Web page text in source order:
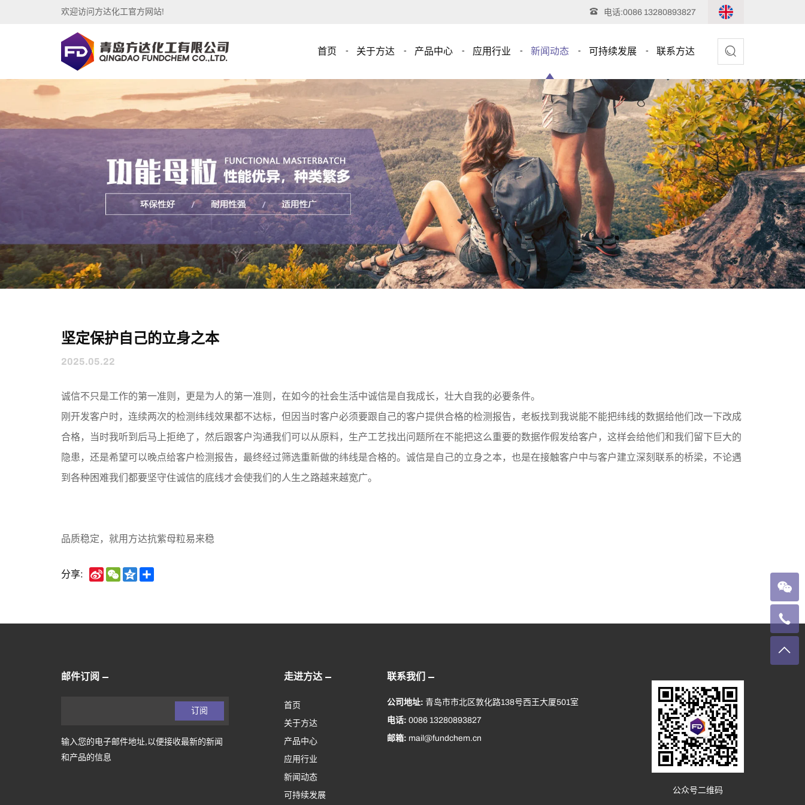
欢迎访问方达化工官方网站! 电话:0086 13280893827
首页 关于方达 产品中心 应用行业 新闻动态 可持续发展 联系方达
坚定保护自己的立身之本
2025.05.22
诚信不只是工作的第一准则，更是为人的第一准则，在如今的社会生活中诚信是自我成长，壮大自我的必要条件。
刚开发客户时，连续两次的检测纬线效果都不达标，但因当时客户必须要跟自己的客户提供合格的检测报告，老板找到我说能不能把纬线的数据给他们改一下改成
合格，当时我听到后马上拒绝了，然后跟客户沟通我们可以从原料，生产工艺找出问题所在不能把这么重要的数据作假发给客户，这样会给他们和我们留下巨大的
隐患，还是希望可以晚点给客户检测报告，最终经过筛选重新做的纬线是合格的。诚信是自己的立身之本，也是在接触客户中与客户建立深刻联系的桥梁，不论遇
到各种困难我们都要坚守住诚信的底线才会使我们的人生之路越来越宽广。
品质稳定，就用方达抗紫母粒易来稳
分享:
Sina
Weibo
WeChatQzone
邮件订阅
订阅
输入您的电子邮件地址,以便接收最新的新闻
和产品的信息
走进方达
首页
关于方达
产品中心
应用行业
新闻动态
可持续发展
联系我们
公司地址: 青岛市市北区敦化路138号西王大厦501室
电话: 0086 13280893827
邮箱: mail@fundchem.cn
公众号二维码